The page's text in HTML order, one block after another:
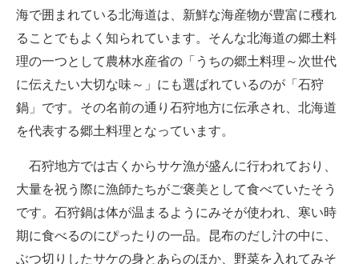
海で囲まれている北海道は、新鮮な海産物が豊富に穫れ
ることでもよく知られています。そんな北海道の郷土料
理の一つとして農林水産省の「うちの郷土料理～次世代
に伝えたい大切な味～」にも選ばれているのが「石狩
鍋」です。その名前の通り石狩地方に伝承され、北海道
を代表する郷土料理となっています。
石狩地方では古くからサケ漁が盛んに行われており、
大量を祝う際に漁師たちがご褒美として食べていたそう
です。石狩鍋は体が温まるようにみそが使われ、寒い時
期に食べるのにぴったりの一品。昆布のだし汁の中に、
ぶつ切りしたサケの身とあらのほか、野菜を入れてみそ